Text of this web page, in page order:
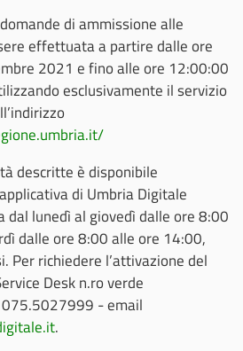
di ammissione alle
effettuata a partire dalle ore
2021 e fino alle ore 12:00:00
esclusivamente il servizio
descritte è disponibile
di Umbria Digitale
dal lunedì al giovedì dalle ore 8:00
dalle ore 8:00 alle ore 14:00,
Per richiedere l’attivazione del
Desk n.ro verde
- email
.